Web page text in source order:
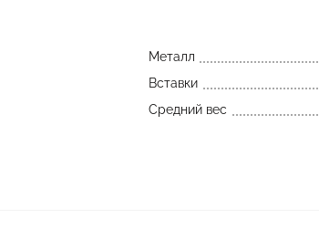
Металл
Вставки
Средний вес